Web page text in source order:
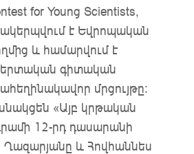
for Young Scientists,
է Եվրոպական
և համարվում է
գիտական
մրցույթը։
«Այբ կրթական
12-րդ դասարանի
Ղազարյանը և Հովհաննես